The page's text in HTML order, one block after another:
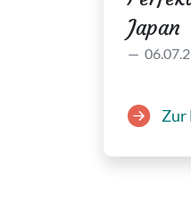
Japan
Zur